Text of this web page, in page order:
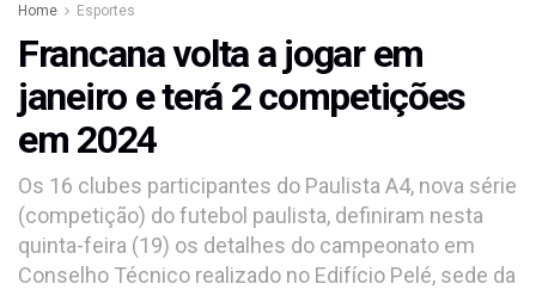
Home Esportes
Francana volta a jogar em
janeiro e terá 2 competições
em 2024
Os 16 clubes participantes do Paulista A4, nova série
(competição) do futebol paulista, definiram nesta
quinta-feira (19) os detalhes do campeonato em
Conselho Técnico realizado no Edifício Pelé, sede da